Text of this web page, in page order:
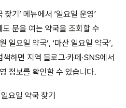
기’ 메뉴에서 ‘일요일 운영’
문을 여는 약국을 조회할 수
일요일 약국’, ‘마산 일요일 약국’,
색하면 지역 블로그·카페·SNS에서
정보를 확인할 수 있습니다.
요일 약국 찾기